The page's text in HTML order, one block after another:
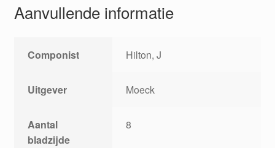
Aanvullende informatie
Componist Hilton, J
Uitgever Moeck
Aantal
bladzijde
8